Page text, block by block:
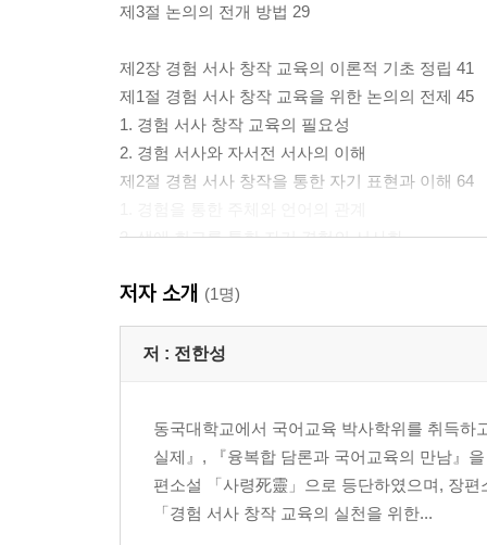
제3절 논의의 전개 방법 29
제2장 경험 서사 창작 교육의 이론적 기초 정립 41
제1절 경험 서사 창작 교육을 위한 논의의 전제 45
1. 경험 서사 창작 교육의 필요성
2. 경험 서사와 자서전 서사의 이해
제2절 경험 서사 창작을 통한 자기 표현과 이해 64
2. 생애 회고를 통한 자기 경험의 서사화
1. 읽기, 쓰기, 문학 영역의 통합적 실천
2. 국어교육의 언어문화적 관점의 실현
1. 자기 삶의 총체적 이상으로서 관심
2. 경험의 성장으로서 관심의 형성
제2절 자기 경험 서사의 텍스트적 구체화 104
1. 시간 의식을 통한 자아의 존재 의식 발견 차례_9
저자 소개 (1명)
저 : 전한성
동국대학교에서 국어교육 박사학위를 취득
실제』, 『융복합 담론과 국어교육의 만남』
편소설 「사령死靈」으로 등단하였으며, 장
「경험 서사 창작 교육의 실천을 위한...